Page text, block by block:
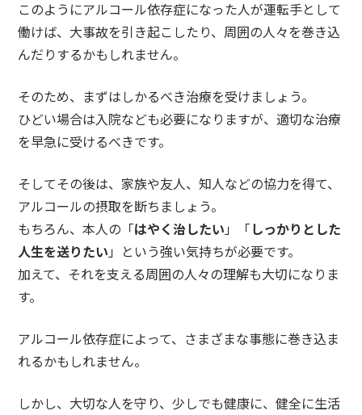
このようにアルコール依存症になった人が運転手として
働けば、 大事故を引き起こしたり、周囲の人々を巻き込
んだりするかも しれません。
そのため、まずはしかるべき治療を受けましょう。
ひどい場合は入院なども必要になりますが、適切な治療
を早急に受けるべきです。
そしてその後は、家族や友人、知人などの協力を得て、
アルコールの摂取を断ち ましょう。
もちろん、本人の「はやく治したい 」「しっかりとした
人生を送りたい 」という強い気持ちが必要です。
加えて、それを支える周囲の人々の理解も大切になりま
す。
アルコール依存症によって、さまざまな事態に巻き込ま
れるかもしれません。
しかし、大切な人を守り、少しでも健康に、健全に生活